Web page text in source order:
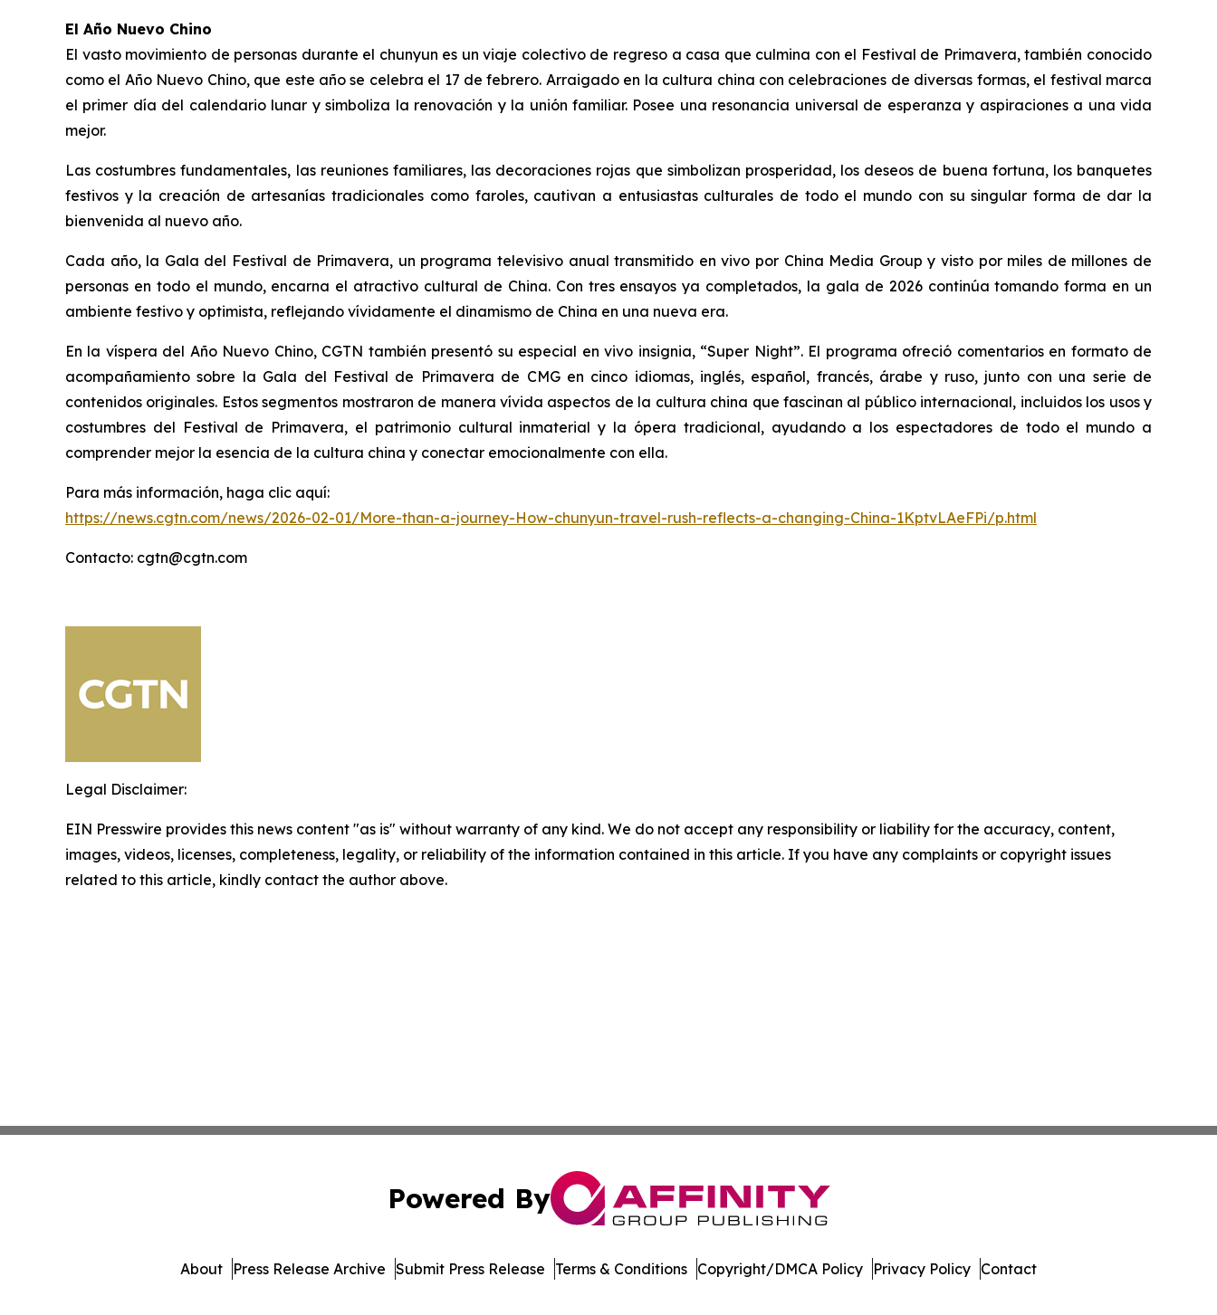
El Año Nuevo Chino
El vasto movimiento de personas durante el chunyun es un viaje colectivo de regreso a casa que culmina con el Festival de Primavera, también conocido
como el Año Nuevo Chino, que este año se celebra el 17 de febrero. Arraigado en la cultura china con celebraciones de diversas formas, el festival marca
el primer día del calendario lunar y simboliza la renovación y la unión familiar. Posee una resonancia universal de esperanza y aspiraciones a una vida
mejor.
Las costumbres fundamentales, las reuniones familiares, las decoraciones rojas que simbolizan prosperidad, los deseos de buena fortuna, los banquetes
festivos y la creación de artesanías tradicionales como faroles, cautivan a entusiastas culturales de todo el mundo con su singular forma de dar la
bienvenida al nuevo año.
Cada año, la Gala del Festival de Primavera, un programa televisivo anual transmitido en vivo por China Media Group y visto por miles de millones de
personas en todo el mundo, encarna el atractivo cultural de China. Con tres ensayos ya completados, la gala de 2026 continúa tomando forma en un
ambiente festivo y optimista, reflejando vívidamente el dinamismo de China en una nueva era.
En la víspera del Año Nuevo Chino, CGTN también presentó su especial en vivo insignia, “Super Night”. El programa ofreció comentarios en formato de
acompañamiento sobre la Gala del Festival de Primavera de CMG en cinco idiomas, inglés, español, francés, árabe y ruso, junto con una serie de
contenidos originales. Estos segmentos mostraron de manera vívida aspectos de la cultura china que fascinan al público internacional, incluidos los usos y
costumbres del Festival de Primavera, el patrimonio cultural inmaterial y la ópera tradicional, ayudando a los espectadores de todo el mundo a
comprender mejor la esencia de la cultura china y conectar emocionalmente con ella.
Para más información, haga clic aquí:
https://news.cgtn.com/news/2026-02-01/More-than-a-journey-How-chunyun-travel-rush-reflects-a-changing-China-1KptvLAeFPi/p.html
Contacto: cgtn@cgtn.com
Legal Disclaimer:
EIN Presswire provides this news content "as is" without warranty of any kind. We do not accept any responsibility or liability for the accuracy, content,
images, videos, licenses, completeness, legality, or reliability of the information contained in this article. If you have any complaints or copyright issues
related to this article, kindly contact the author above.
Powered By
About Press Release Archive Submit Press Release Terms & Conditions Copyright/DMCA Policy Privacy Policy Contact